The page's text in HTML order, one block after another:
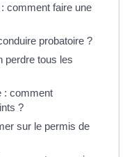
comment faire une
probatoire ?
perdre tous les
: comment
?
sur le permis de